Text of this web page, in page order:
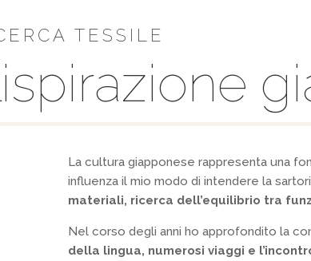
TESSILE
La cultura giapponese rappresenta una
influenza il mio modo di intendere la
materiali, ricerca dell’equilibrio tra
Nel corso degli anni ho approfondito la
della lingua, numerosi viaggi e